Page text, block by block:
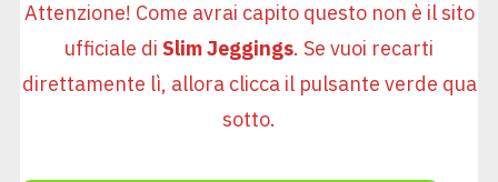
Attenzione! Come avrai capito questo non è il sito
ufficiale di Slim Jeggings. Se vuoi recarti
direttamente lì, allora clicca il pulsante verde qua
sotto.